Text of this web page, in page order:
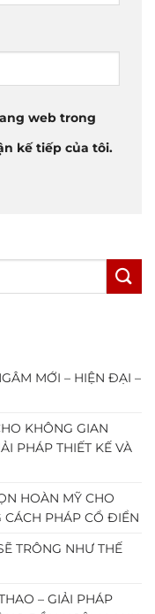
web trong
kế tiếp của tôi.
MỚI – HIỆN ĐẠI –
KHÔNG GIAN
PHÁP THIẾT KẾ VÀ
HOÀN MỸ CHO
CÁCH PHÁP CỔ ĐIỂN
TRÔNG NHƯ THẾ
– GIẢI PHÁP